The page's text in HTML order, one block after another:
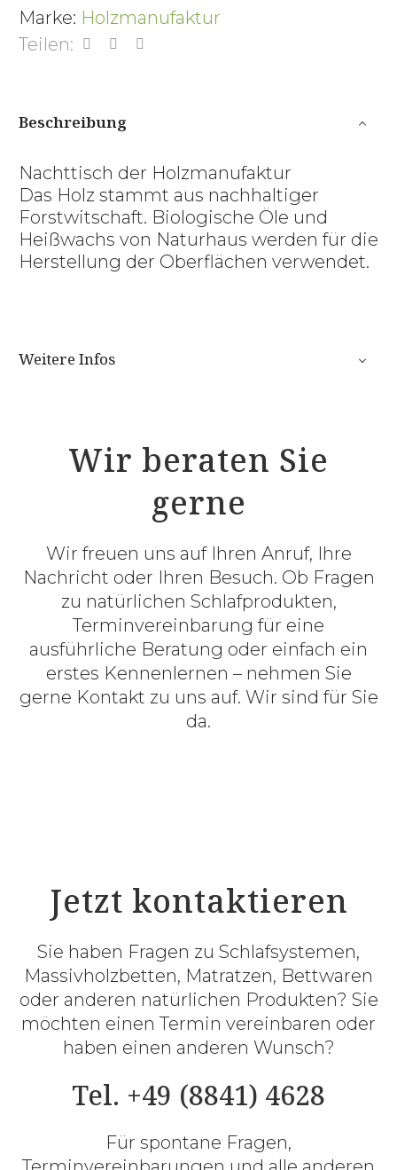
Marke: Holzmanufaktur
Teilen:
Beschreibung
Nachttisch der Holzmanufaktur
Das Holz stammt aus nachhaltiger
Forstwitschaft. Biologische Öle und
Heißwachs von Naturhaus werden für die
Herstellung der Oberflächen verwendet.
Weitere Infos
Wir beraten Sie
gerne
Wir freuen uns auf Ihren Anruf, Ihre
Nachricht oder Ihren Besuch. Ob Fragen
zu natürlichen Schlafprodukten,
Terminvereinbarung für eine
ausführliche Beratung oder einfach ein
erstes Kennenlernen – nehmen Sie
gerne Kontakt zu uns auf. Wir sind für Sie
da.
Jetzt kontaktieren
Sie haben Fragen zu Schlafsystemen,
Massivholzbetten, Matratzen, Bettwaren
oder anderen natürlichen Produkten? Sie
möchten einen Termin vereinbaren oder
haben einen anderen Wunsch?
Tel. +49 (8841) 4628
Für spontane Fragen,